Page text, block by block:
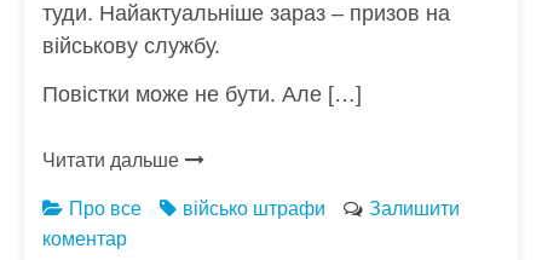
туди. Найактуальніше зараз – призов на
військову службу.
Повістки може не бути. Але […]
Читати дальше
Про все
військо штрафи
Залишити
коментар